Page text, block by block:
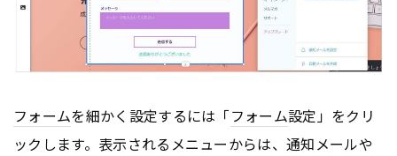
フォームを細かく設定するには「フォーム設定」をクリ
ックします。表示されるメニューからは、通知メールや